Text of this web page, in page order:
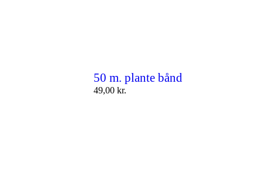
50 m. plante bånd
49,00 kr.